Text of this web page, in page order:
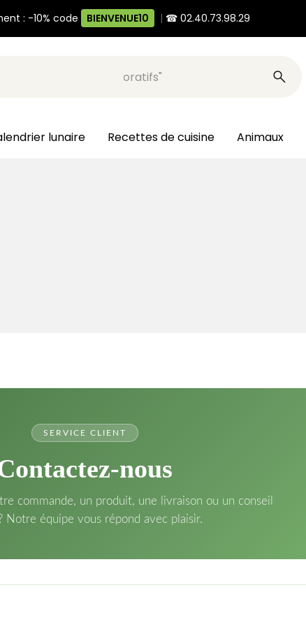
: -10% code BIENVENUE10 | ☎ 02.40.73.98.29
ex: "pots décoratifs"
lunaire Recettes de cuisine Animaux
SERVICE CLIENT
nous
commande, un produit, une livraison ou un conseil
Notre équipe vous répond avec plaisir.